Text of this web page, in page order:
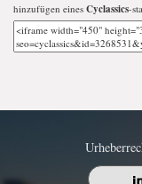
hinzufügen eines Cyclassics-